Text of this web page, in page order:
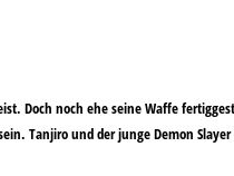
Doch noch ehe seine Waffe
Tanjiro und der junge Demon